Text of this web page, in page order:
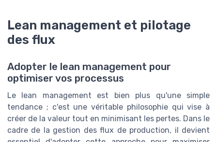
Lean management et pilotage
des flux
Adopter le lean management pour
optimiser vos processus
Le lean management est bien plus qu'une simple
tendance ; c'est une véritable philosophie qui vise à
créer de la valeur tout en minimisant les pertes. Dans le
cadre de la gestion des flux de production, il devient